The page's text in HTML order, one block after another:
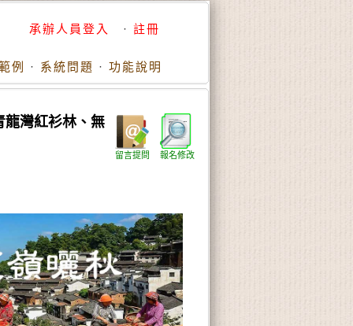
承辦人員登入 · 註冊
例 · 系統問題 · 功能說明
報名修改
留言提問
龍灣紅衫林、無